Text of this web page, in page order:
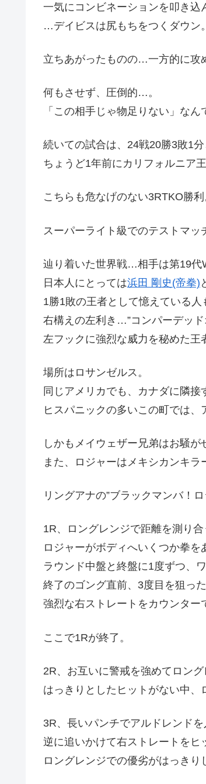
一気にコンビネーションを叩き込
…デイビスは尻もちをつくダウン。
立ちあがったものの…一方的に攻
何もさせず、圧倒的…。
「この相手じゃ物足りない」な
続いての試合は、24戦20勝3敗1分
ちょうど1年前にカリフォルニア
こちらも危なげのない3RTKO勝利
スーパーライト級でのテストマッ
辿り着いた世界戦…相手は第19代
日本人にとっては浜田 剛史(帝拳)
1勝1敗の王者として憶えている人
右構えの左利き…”コンパーデッド
左フックに強烈な威力を秘めた王
場所はロサンゼルス。
同じアメリカでも、カナダに隣接
ヒスパニックの多いこの町では、
しかもメイウェザー兄弟はお騒が
また、ロジャーはメキシカンキラ
リングアナの”ブラックマンバ！
1R、ロングレンジで距離を測り合
ロジャーがボディへいくつか拳を
ラウンド中盤と終盤に1度ずつ、
終了のゴング直前、3度目を狙っ
強烈な右ストレートをカウンター
ここで1Rが終了。
2R、お互いに警戒を強めてロング
はっきりとしたヒットがない中、
3R、長いパンチでアルドレンドを
逆に追いかけて右ストレートをヒ
ロングレンジでの優劣がはっきり